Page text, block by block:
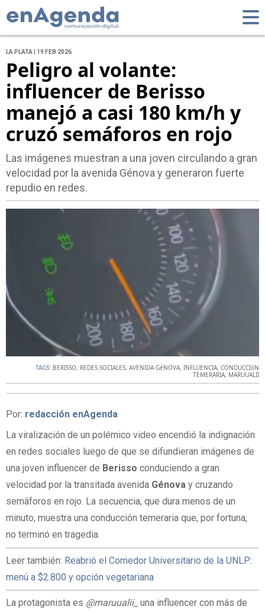
LA PLATA | 19 FEB 2026
Peligro al volante:
influencer de Berisso
manejó a casi 180 km/h y
cruzó semáforos en rojo
Las imágenes muestran a una joven circulando a gran
velocidad por la avenida Génova y generaron fuerte
repudio en redes.
TAGS: BERISSO, REDES SOCIALES, AVENIDA GéNOVA, INFLUENCIA, CONDUCCIóN
TEMERARIA, MARUUALII
Por: redacción enAgenda
La viralización de un polémico video encendió la indignación
en redes sociales luego de que se difundieran imágenes de
una joven influencer de Berisso conduciendo a gran
velocidad por la transitada avenida Génova y cruzando
semáforos en rojo. La secuencia, que dura menos de un
minuto, muestra una conducción temeraria que, por fortuna,
no terminó en tragedia.
Leer también: Reabrió el Comedor Universitario de la UNLP:
menú a $2.800 y opción vegetariana
La protagonista es @maruualii_ una influencer con más de